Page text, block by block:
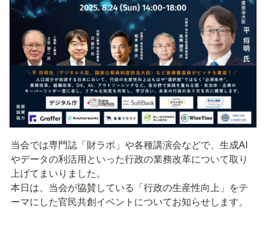
当会では専門誌「財ラボ」や各種講演会などで、生成AI
やデータの利活用といった行政の業務改革について取り
上げてまいりました。
本日は、当会が協賛している「行政の生産性向上」をテ
ーマにした官民共創イベントについてお知らせします。